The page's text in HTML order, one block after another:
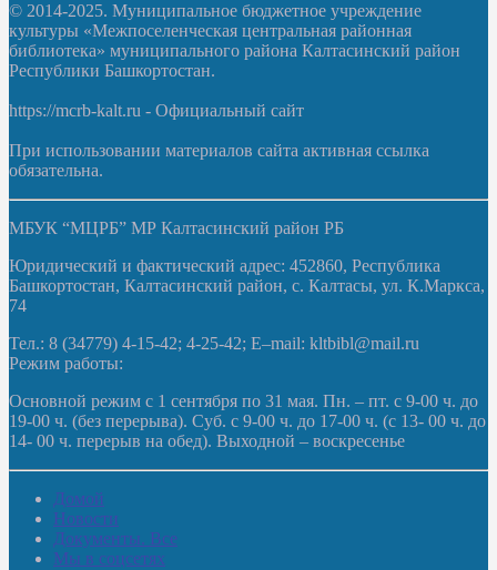
© 2014-2025. Муниципальное бюджетное учреждение
культуры «Межпоселенческая центральная районная
библиотека» муниципального района Калтасинский район
Республики Башкортостан.
https://mcrb-kalt.ru - Официальный сайт
При использовании материалов сайта активная ссылка
обязательна.
МБУК “МЦРБ” МР Калтасинский район РБ
Юридический и фактический адрес: 452860, Республика
Башкортостан, Калтасинский район, с. Калтасы, ул. К.Маркса,
74
Тел.: 8 (34779) 4-15-42; 4-25-42; E–mail: kltbibl@mail.ru
Режим работы:
Основной режим с 1 сентября по 31 мая. Пн. – пт. с 9-00 ч. до
19-00 ч. (без перерыва). Суб. с 9-00 ч. до 17-00 ч. (с 13- 00 ч. до
14- 00 ч. перерыв на обед). Выходной – воскресенье
Домой
Новости
Документы. Все
Мы в соцсетях